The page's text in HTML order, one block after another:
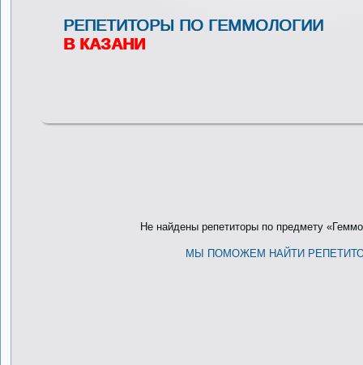
РЕПЕТИТОРЫ ПО ГЕММОЛОГИИ
В КАЗАНИ
Не найдены репетиторы по предмету
МЫ ПОМОЖЕМ НАЙТИ